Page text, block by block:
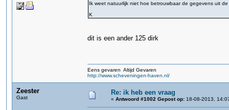
Ik weet natuurlijk niet hoe betrouwbaar de gegevens uit de
K
dit is een ander 125 dirk
Eens gevaren Altijd Gevaren
http://www.scheveningen-haven.nl/
Zeester
Gast
Re: ik heb een vraag
« Antwoord #1002 Gepost op: 18-08-2013,